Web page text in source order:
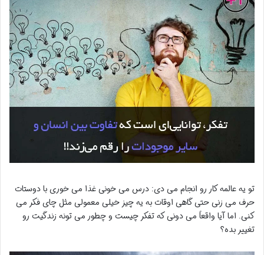
تو یه عالمه کار رو انجام می دی: درس می خونی غذا می خوری با دوستات
حرف می زنی حتی گاهی اوقات به یه چیز خیلی معمولی مثل چای فکر می
کنی. اما آیا واقعاً می دونی که تفکر چیست و چطور می تونه زندگیت رو
تغییر بده؟